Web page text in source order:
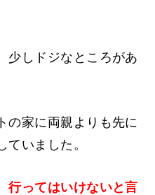
少しドジなところがあ
の家に両親よりも先に
ていました。
行ってはいけないと言